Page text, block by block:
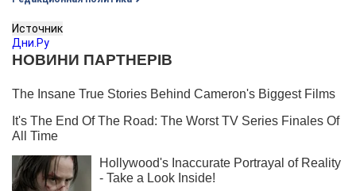
Источник
Дни.Ру